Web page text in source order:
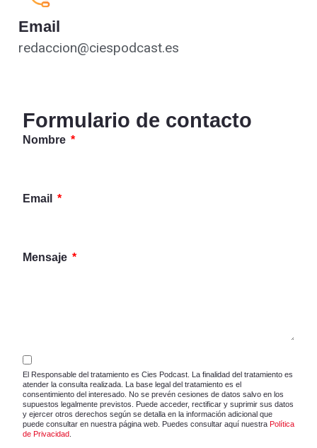
Email
redaccion@ciespodcast.es
Formulario de contacto
Nombre
Email
Mensaje
El Responsable del tratamiento es Cies Podcast. La finalidad del tratamiento es
atender la consulta realizada. La base legal del tratamiento es el
consentimiento del interesado. No se prevén cesiones de datos salvo en los
supuestos legalmente previstos. Puede acceder, rectificar y suprimir sus datos
y ejercer otros derechos según se detalla en la información adicional que
puede consultar en nuestra página web. Puedes consultar aquí nuestra Política
de Privacidad